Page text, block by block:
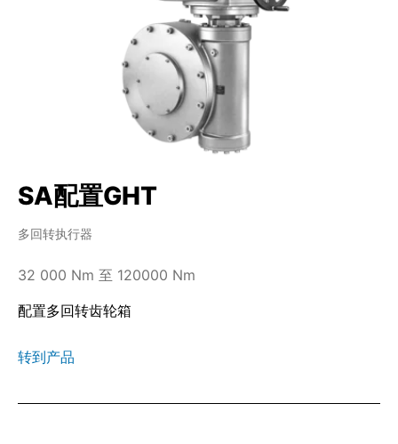
SA配置GHT
多回转执行器
32 000 Nm 至 120000 Nm
配置多回转齿轮箱
转到产品